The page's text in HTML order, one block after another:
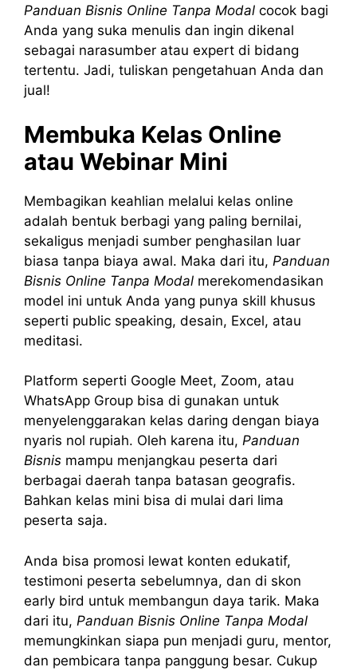
Panduan Bisnis Online Tanpa Modal cocok bagi
Anda yang suka menulis dan ingin dikenal
sebagai narasumber atau expert di bidang
tertentu. Jadi, tuliskan pengetahuan Anda dan
jual!
Membuka Kelas Online
atau Webinar Mini
Membagikan keahlian melalui kelas online
adalah bentuk berbagi yang paling bernilai,
sekaligus menjadi sumber penghasilan luar
biasa tanpa biaya awal. Maka dari itu, Panduan
Bisnis Online Tanpa Modal merekomendasikan
model ini untuk Anda yang punya skill khusus
seperti public speaking, desain, Excel, atau
meditasi.
Platform seperti Google Meet, Zoom, atau
WhatsApp Group bisa di gunakan untuk
menyelenggarakan kelas daring dengan biaya
nyaris nol rupiah. Oleh karena itu, Panduan
Bisnis mampu menjangkau peserta dari
berbagai daerah tanpa batasan geografis.
Bahkan kelas mini bisa di mulai dari lima
peserta saja.
Anda bisa promosi lewat konten edukatif,
testimoni peserta sebelumnya, dan di skon
early bird untuk membangun daya tarik. Maka
dari itu, Panduan Bisnis Online Tanpa Modal
memungkinkan siapa pun menjadi guru, mentor,
dan pembicara tanpa panggung besar. Cukup